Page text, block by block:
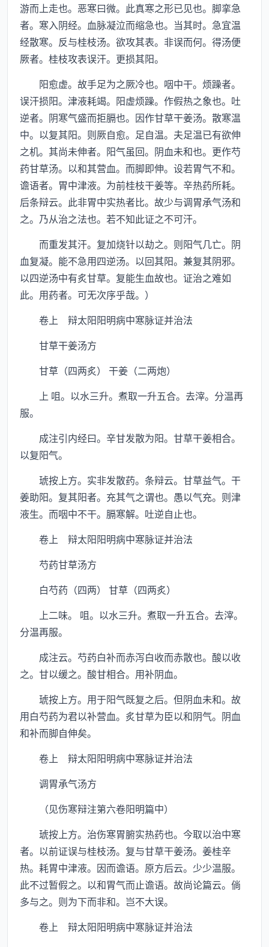
游而上走也。恶寒曰微。此真寒之形已见也。脚挛急
者。寒入阴经。血脉凝泣而缩急也。当其时。急宜温
经散寒。反与桂枝汤。欲攻其表。非误而何。得汤便
厥者。桂枝攻表误汗。更损其阳。
阳愈虚。故手足为之厥冷也。咽中干。烦躁者。
误汗损阳。津液耗竭。阳虚烦躁。作假热之象也。吐
逆者。阴寒气盛而拒膈也。因作甘草干姜汤。散寒温
中。以复其阳。则厥自愈。足自温。夫足温已有欲伸
之机。其尚未伸者。阳气虽回。阴血未和也。更作芍
药甘草汤。以和其营血。而脚即伸。设若胃气不和。
谵语者。胃中津液。为前桂枝干姜等。辛热药所耗。
后条辩云。此非胃中实热者比。故少与调胃承气汤和
之。乃从治之法也。若不知此证之不可汗。
而重发其汗。复加烧针以劫之。则阳气几亡。阴
血复凝。能不急用四逆汤。以回其阳。兼复其阴邪。
以四逆汤中有炙甘草。复能生血故也。证治之难如
此。用药者。可无次序乎哉。）
卷上 辩太阳阳明病中寒脉证并治法
甘草干姜汤方
甘草（四两炙） 干姜（二两炮）
上 咀。以水三升。煮取一升五合。去滓。分温再
服。
成注引内经曰。辛甘发散为阳。甘草干姜相合。
以复阳气。
琥按上方。实非发散药。条辩云。甘草益气。干
姜助阳。复其阳者。充其气之谓也。愚以气充。则津
液生。而咽中不干。膈寒解。吐逆自止也。
卷上 辩太阳阳明病中寒脉证并治法
芍药甘草汤方
白芍药（四两） 甘草（四两炙）
上二味。 咀。以水三升。煮取一升五合。去滓。
分温再服。
成注云。芍药白补而赤泻白收而赤散也。酸以收
之。甘以缓之。酸甘相合。用补阴血。
琥按上方。用于阳气既复之后。但阴血未和。故
用白芍药为君以补营血。炙甘草为臣以和阴气。阴血
和补而脚自伸矣。
卷上 辩太阳阳明病中寒脉证并治法
调胃承气汤方
（见伤寒辩注第六卷阳明篇中）
琥按上方。治伤寒胃腑实热药也。今取以治中寒
者。以前证误与桂枝汤。复与甘草干姜汤。姜桂辛
热。耗胃中津液。因而谵语。原方后云。少少温服。
此不过暂假之。以和胃气而止谵语。故尚论篇云。倘
多与之。则为下而非和。岂不大误。
卷上 辩太阳阳明病中寒脉证并治法